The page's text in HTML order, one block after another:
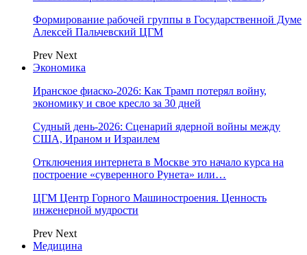
Формирование рабочей группы в Государственной Думе
Алексей Пальчевский ЦГМ
Prev Next
Экономика
Иранское фиаско-2026: Как Трамп потерял войну,
экономику и свое кресло за 30 дней
Судный день-2026: Сценарий ядерной войны между
США, Ираном и Израилем
Отключения интернета в Москве это начало курса на
построение «суверенного Рунета» или…
ЦГМ Центр Горного Машиностроения. Ценность
инженерной мудрости
Prev Next
Медицина